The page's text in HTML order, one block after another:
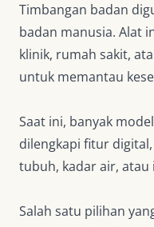
Timbangan badan
badan manusia. Alat
klinik, rumah sakit,
untuk memantau
Saat ini, banyak
dilengkapi fitur
tubuh, kadar air, atau
Salah satu pilihan